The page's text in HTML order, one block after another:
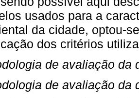
usados para a
da cidade, optou-
dos critérios
de avaliação da
de avaliação da